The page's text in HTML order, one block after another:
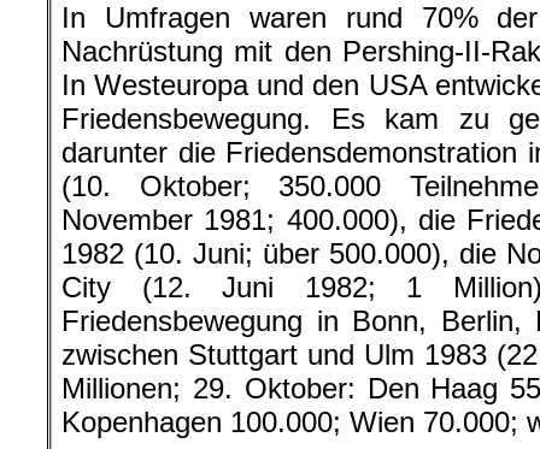
In Umfragen waren rund 70%
Nachrüstung mit den Pershing-II-
In Westeuropa und den USA
Friedensbewegung. Es kam zu
darunter die Friedensdemonstration
(10. Oktober; 350.000
November 1981; 400.000), die
1982 (10. Juni; über 500.000), die
City (12. Juni 1982; 1
Friedensbewegung in Bonn, Berlin,
zwischen Stuttgart und Ulm 1983
Millionen; 29. Oktober: Den Haag
Kopenhagen 100.000; Wien 70.000;